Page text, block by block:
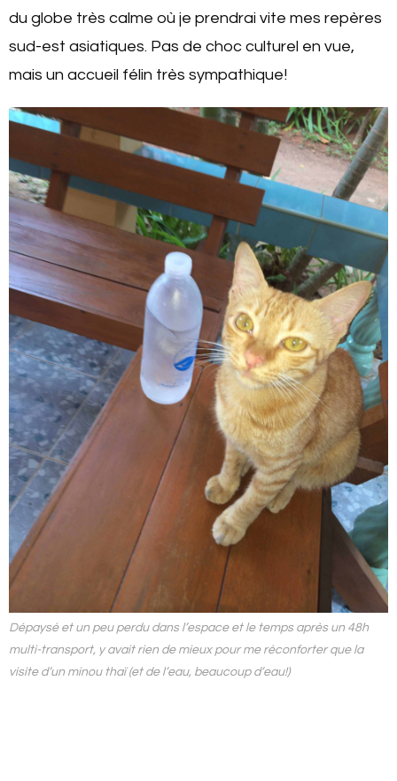
du globe très calme où je prendrai vite mes repères
sud-est asiatiques. Pas de choc culturel en vue,
mais un accueil félin très sympathique!
Dépaysé et un peu perdu dans l’espace et le temps après un 48h
multi-transport, y avait rien de mieux pour me réconforter que la
visite d’un minou thaï (et de l’eau, beaucoup d’eau!)